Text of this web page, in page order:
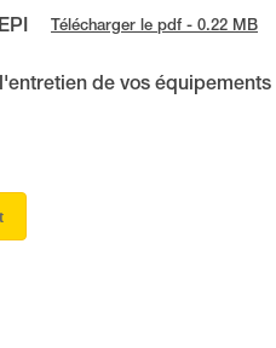
Télécharger le pdf - 0.22 MB
de vos équipements